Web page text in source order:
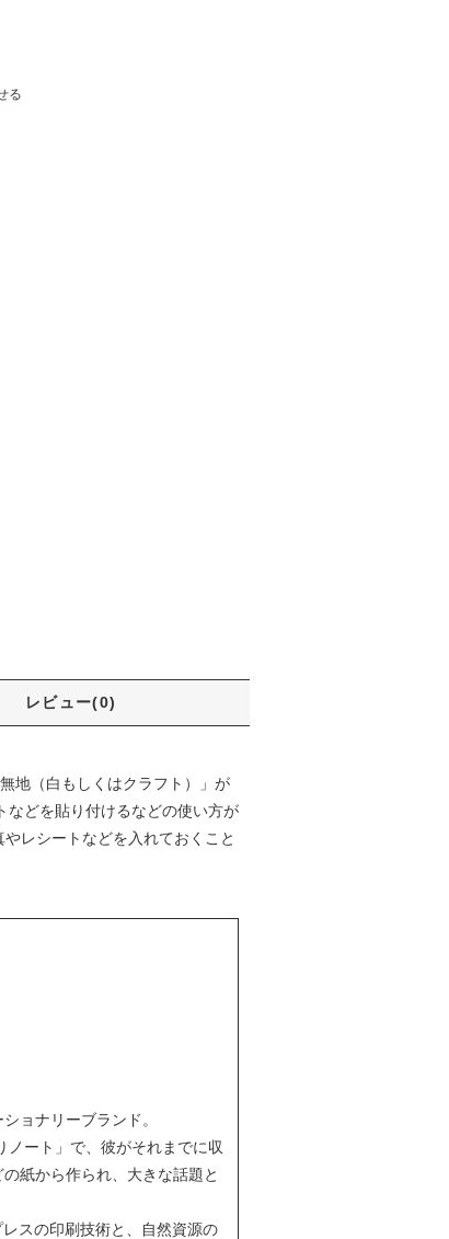
る
レビュー(0)
地（白もしくはクラフト）」が
などを貼り付けるなどの使い方が
レシートなどを入れておくこと
ョナリーブランド。
ート」で、彼がそれまでに収
紙から作られ、大きな話題と
スの印刷技術と、自然資源の